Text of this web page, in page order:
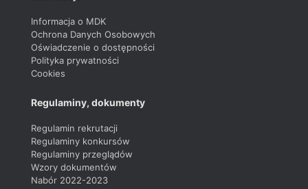
Informacja o MDK
Ochrona Danych Osobowych
Oświadczenie o dostępności
Polityka prywatności
Cookies
Regulaminy, dokumenty
Regulamin rekrutacji
Regulaminy konkursów
Regulaminy przeglądów
Wzory dokumentów
Nabór 2022-2023